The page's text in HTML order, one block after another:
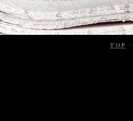
TOP >